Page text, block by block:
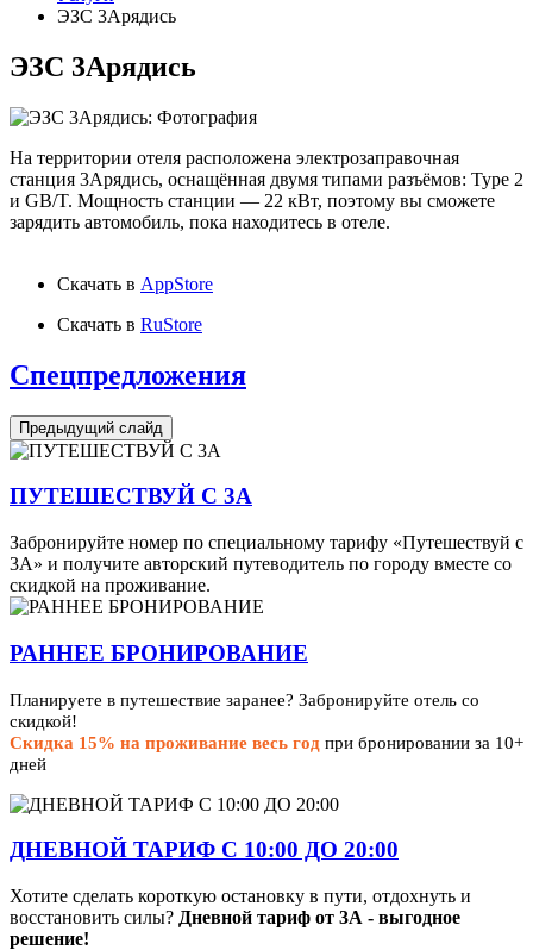
ЭЗС 3Арядись
ЭЗС 3Арядись
На территории отеля расположена электрозаправочная
станция 3Арядись, оснащённая двумя типами разъёмов: Type 2
и GB/T. Мощность станции — 22 кВт, поэтому вы сможете
зарядить автомобиль, пока находитесь в отеле.
Скачать в AppStore
Скачать в RuStore
Спецпредложения
Предыдущий слайд
ПУТЕШЕСТВУЙ С 3А
Забронируйте номер по специальному тарифу «Путешествуй с
3А» и получите авторский путеводитель по городу вместе со
скидкой на проживание.
РАННЕЕ БРОНИРОВАНИЕ
Планируете в путешествие заранее? Забронируйте отель со
скидкой!
Скидка 15% на проживание весь год при бронировании за 10+
дней
ДНЕВНОЙ ТАРИФ С 10:00 ДО 20:00
Хотите сделать короткую остановку в пути, отдохнуть и
восстановить силы? Дневной тариф от 3А - выгодное
решение!